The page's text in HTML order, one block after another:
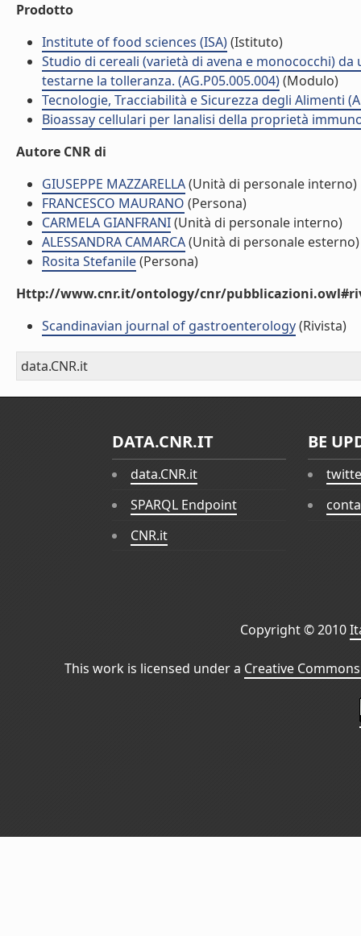
Prodotto
Institute of food sciences (ISA)(Istituto)
Studio di cereali (varietà di avena e monococchi)
testarne la tolleranza. (AG.P05.005.004)(Modulo)
Tecnologie, Tracciabilità e Sicurezza degli Alimenti
Bioassay cellulari per lanalisi della proprietà
Autore CNR di
GIUSEPPE MAZZARELLA(Unità di personale interno)
FRANCESCO MAURANO (Persona)
CARMELA GIANFRANI(Unità di personale interno)
ALESSANDRA CAMARCA(Unità di personale esterno)
Rosita Stefanile(Persona)
Http://www.cnr.it/ontology/cnr/
Scandinavian journal of gastroenterology(Rivista)
data.CNR.it
DATA.CNR.IT
data.CNR.it
SPARQL Endpoint
CNR.it
BE
Copyright © 2010
This work is licensed under a Creative